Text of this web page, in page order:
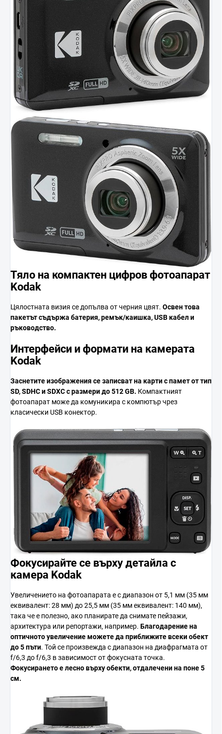
Тяло на компактен цифров фотоапарат
Kodak
Цялостната визия се допълва от черния цвят. Освен това
пакетът съдържа батерия, ремък/каишка, USB кабел и
ръководство.
Интерфейси и формати на камерата
Kodak
Заснетите изображения се записватна карти с памет от тип
SD, SDHC и SDXCс размери до512 GB. Компактният
фотоапарат може да комуникира с компютър чрез
класически USB конектор.
Фокусирайте се върху детайла с
камера Kodak
Увеличението на фотоапарата е с диапазон от 5,1 мм (35 мм
еквивалент: 28 мм) до 25,5 мм (35 мм еквивалент: 140 мм),
така че е полезно, ако планирате да снимате пейзажи,
архитектура или репортажи, например. Благодарение на
оптичното увеличениеможете да приближитевсеки обект
до5 пъти. Той се произвежда с диапазон на диафрагмата от
f/6,3 до f/6,3 в зависимост от фокусната точка.
Фокусирането е лесно върхуобекти, отдалечени на поне5
см.